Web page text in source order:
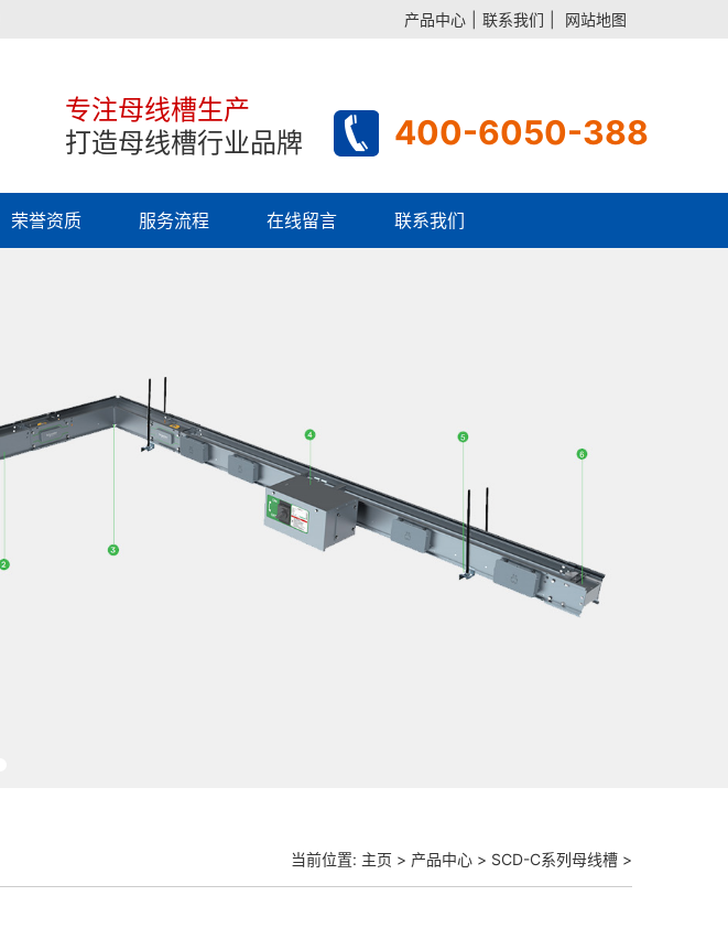
产品中心 联系我们 网站地图
专注母线槽生产
打造母线槽行业品牌
400-6050-388
荣誉资质 服务流程 在线留言 联系我们
当前位置: 主页 > 产品中心 > SCD-C系列母线槽 >